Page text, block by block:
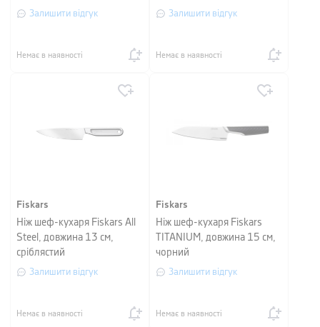
Залишити відгук
Немає в наявності
Залишити відгук
Немає в наявності
Fiskars
Ніж шеф-кухаря Fiskars All
Steel, довжина 13 см,
сріблястий
Залишити відгук
Немає в наявності
Fiskars
Ніж шеф-кухаря Fiskars
TITANIUM, довжина 15 см,
чорний
Залишити відгук
Немає в наявності